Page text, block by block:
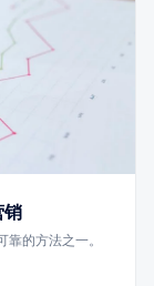
销
的方法之一。